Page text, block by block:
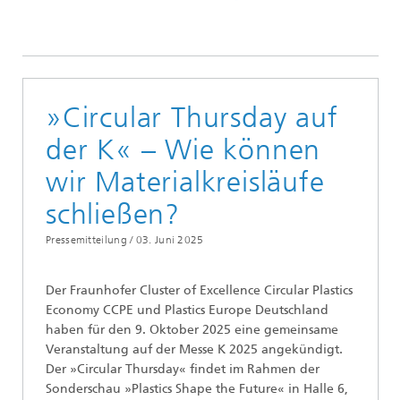
»Circular Thursday auf
der K« – Wie können
wir Materialkreisläufe
schließen?
Pressemitteilung / 03. Juni 2025
Der Fraunhofer Cluster of Excellence Circular Plastics
Economy CCPE und Plastics Europe Deutschland
haben für den 9. Oktober 2025 eine gemeinsame
Veranstaltung auf der Messe K 2025 angekündigt.
Der »Circular Thursday« findet im Rahmen der
Sonderschau »Plastics Shape the Future« in Halle 6,